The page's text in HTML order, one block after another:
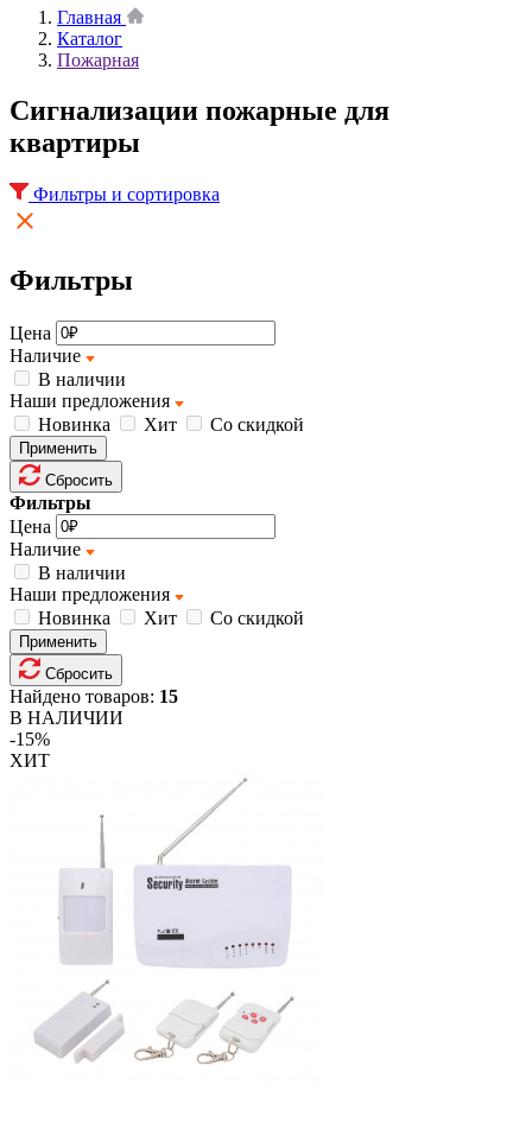
Главная
Каталог
Пожарная
Cигнализации пожарные для
квартиры
Фильтры и сортировка
Фильтры
Цена
Наличие
В наличии
Наши предложения
Новинка
Хит Со скидкой
Применить
Сбросить
Фильтры
Цена
Наличие
В наличии
Наши предложения
Новинка
Хит Со скидкой
Применить
Сбросить
Найдено товаров: 15
В НАЛИЧИИ
-15%
ХИТ